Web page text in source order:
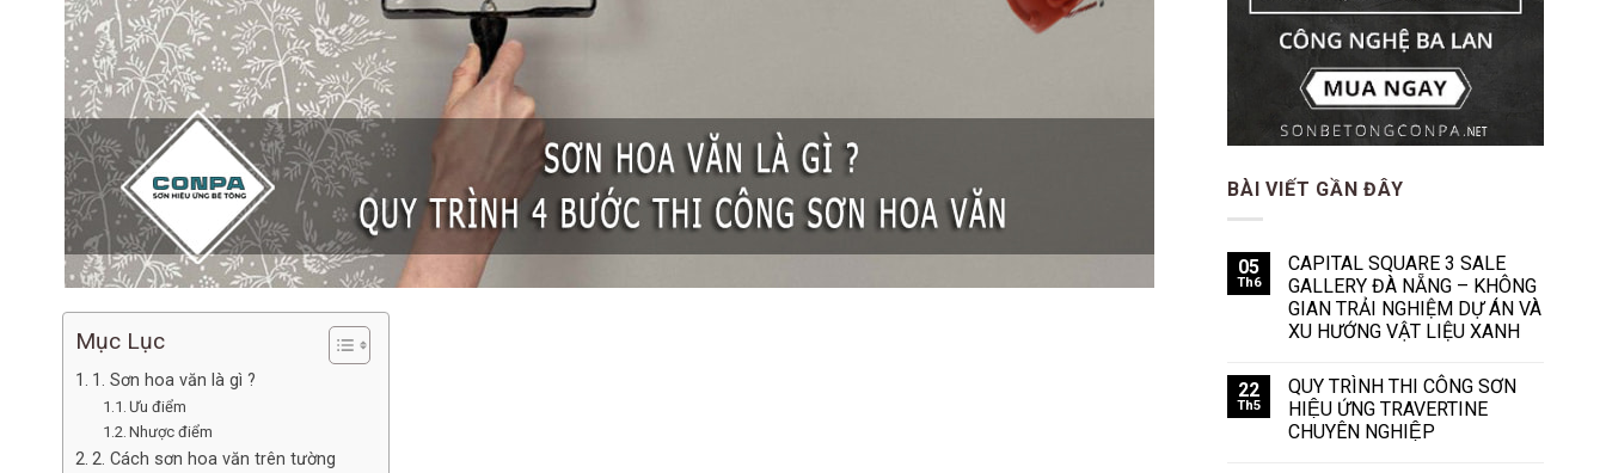
Mục Lục
1. Sơn hoa văn là gì ?
Ưu điểm
Nhược điểm
2. Cách sơn hoa văn trên tường
BÀI VIẾT GẦN ĐÂY
05
Th6
CAPITAL SQUARE 3 SALE
GALLERY ĐÀ NẴNG – KHÔNG
GIAN TRẢI NGHIỆM DỰ ÁN VÀ
XU HƯỚNG VẬT LIỆU XANH
22
Th5
QUY TRÌNH THI CÔNG SƠN
HIỆU ỨNG TRAVERTINE
CHUYÊN NGHIỆP